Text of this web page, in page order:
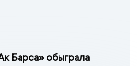
Барса» обыграла